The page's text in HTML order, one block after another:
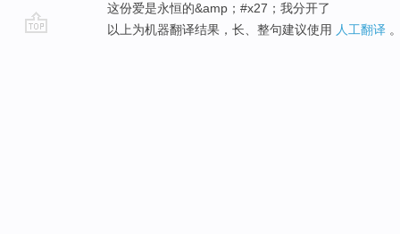
这份爱是永恒的&amp；#x27；我分开了
以上为机器翻译结果，长、整句建议使用 人工翻译